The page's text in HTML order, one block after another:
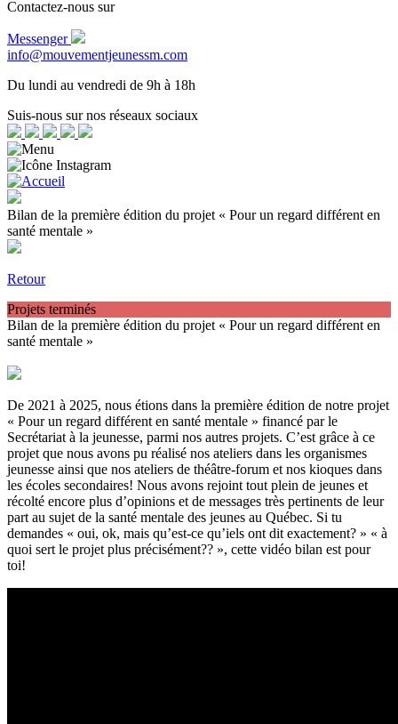
Contactez-nous sur
Messenger
info@mouvementjeunessm.com
Du lundi au vendredi de 9h à 18h
Suis-nous sur nos réseaux sociaux
Bilan de la première édition du projet « Pour un regard différent en
santé mentale »
Retour
Projets terminés
Bilan de la première édition du projet « Pour un regard différent en
santé mentale »
De 2021 à 2025, nous étions dans la première édition de notre projet
« Pour un regard différent en santé mentale » financé par le
Secrétariat à la jeunesse, parmi nos autres projets. C’est grâce à ce
projet que nous avons pu réalisé nos ateliers dans les organismes
jeunesse ainsi que nos ateliers de théâtre-forum et nos kioques dans
les écoles secondaires! Nous avons rejoint tout plein de jeunes et
récolté encore plus d’opinions et de messages très pertinents de leur
part au sujet de la santé mentale des jeunes au Québec. Si tu
demandes « oui, ok, mais qu’est-ce qu’iels ont dit exactement? » « à
quoi sert le projet plus précisément?? », cette vidéo bilan est pour
toi!